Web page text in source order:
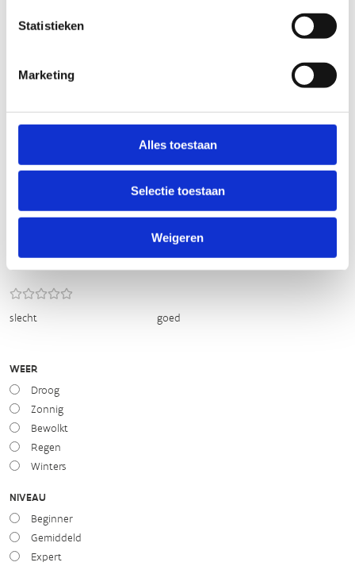
Statistieken
Marketing
Alles toestaan
Selectie toestaan
Weigeren
BEWEGWIJZERING
slecht
ontbrekende signalisatie kan je melden via het
Routemeldpunt
STAAT VAN PARCOURS(ONDERGROND, BEGROEIING, ONDERHOUD)
slecht goed
WEER
Droog
Zonnig
Bewolkt
Regen
Winters
NIVEAU
Beginner
Gemiddeld
Expert